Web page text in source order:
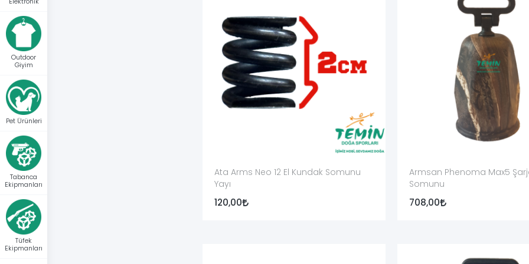
Elektronik
Outdoor
Giyim
Pet Ürünleri
Tabanca
Ekipmanları
Tüfek
Ekipmanları
Bazı tüfeklerde el kundak veya şarjör somununun içinde ayrı bir yay bulunur. Bu yay, modele göre somunun baskı,
Ata Arms Neo 12 el kundak somunu yayı, şarjör somununun kendisi değildir. Ayrı bir tamamlayıcı yedek parça olarak
Somun içinde bulunması gereken yay eksikse rastgele başka yay kullanılmamalıdır. Tam model için üretilmiş doğru
Şarjör somununun tüfeğe vidalanabilmesi, parçanın tam ve güvenli biçimde uyumlu olduğunu tek başına göstermez.
Mat, parlak, bronz ve kamuflaj ürünler yalnız renk varyantı olmayabilir. Ürün kodu ve uyumlu model her seçenekte
Askı bağlantısı bulunmayan somuna sonradan delme veya vida açma işlemi uygulanmamalıdır.
Ata Arms Neo 12 El Kundak Somunu
Yayı
120,00
Armsan Phenoma Max5
Somunu
708,00